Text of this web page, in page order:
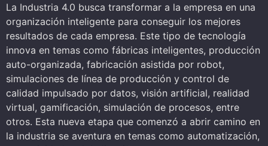
La Industria 4.0 busca transformar a la empresa en una
organización inteligente para conseguir los mejores
resultados de cada empresa. Este tipo de tecnología
innova en temas como fábricas inteligentes, producción
auto-organizada, fabricación asistida por robot,
simulaciones de línea de producción y control de
calidad impulsado por datos, visión artificial, realidad
virtual, gamificación, simulación de procesos, entre
otros. Esta nueva etapa que comenzó a abrir camino en
la industria se aventura en temas como automatización,